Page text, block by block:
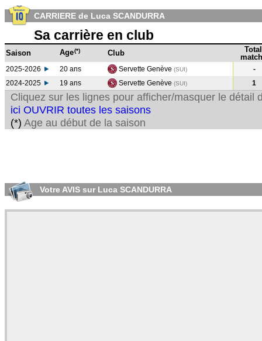
CARRIERE de Luca SCANDURRA
Sa carrière en club
Saison Age(*) Club
Total
2025-2026 20 ans Servette Genève (SUI)
-
2024-2025
19 ans Servette Genève (SUI) 1
Cliquez sur les lignes pour afficher/masquer le détail
ici OUVRIR toutes les saisons
(*) Age au début de la saison
Votre AVIS sur Luca SCANDURRA